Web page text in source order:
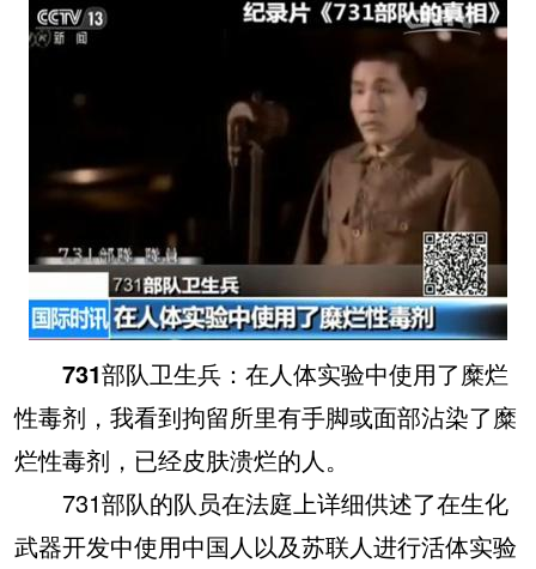
731部队卫生兵： 在人体实验中使用了糜烂
性毒剂，我看到拘留所里有手脚或面部沾染了糜
烂性毒剂，已经皮肤溃烂的人。
731部队的队员在法庭上详细供述了在生化
武器开发中使用中国人以及苏联人进行活体实验